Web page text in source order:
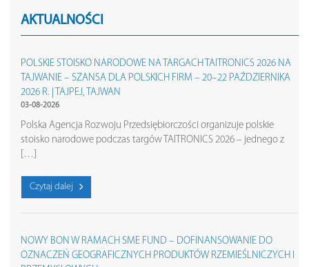
AKTUALNOŚCI
POLSKIE STOISKO NARODOWE NA TARGACH TAITRONICS 2026 NA
TAJWANIE – SZANSA DLA POLSKICH FIRM – 20–22 PAŹDZIERNIKA
2026 R. | TAJPEJ, TAJWAN
03-08-2026
Polska Agencja Rozwoju Przedsiębiorczości organizuje polskie
stoisko narodowe podczas targów TAITRONICS 2026 – jednego z
[…]
Czytaj dalej
NOWY BON W RAMACH SME FUND – DOFINANSOWANIE DO
OZNACZEŃ GEOGRAFICZNYCH PRODUKTÓW RZEMIEŚLNICZYCH I